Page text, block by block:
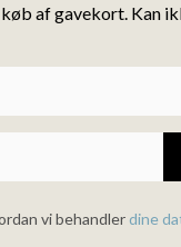
af gavekort. Kan
vi behandlerdine